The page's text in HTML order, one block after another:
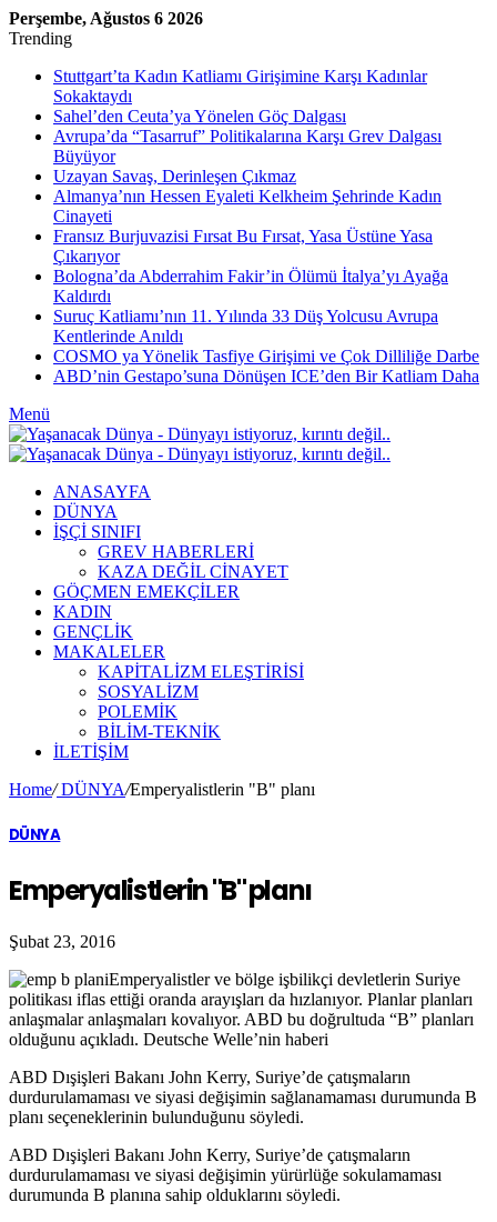
Perşembe, Ağustos 6 2026
Trending
Stuttgart’ta Kadın Katliamı Girişimine Karşı Kadınlar
Sokaktaydı
Sahel’den Ceuta’ya Yönelen Göç Dalgası
Avrupa’da “Tasarruf” Politikalarına Karşı Grev Dalgası
Büyüyor
Uzayan Savaş, Derinleşen Çıkmaz
Almanya’nın Hessen Eyaleti Kelkheim Şehrinde Kadın
Cinayeti
Fransız Burjuvazisi Fırsat Bu Fırsat, Yasa Üstüne Yasa
Çıkarıyor
Bologna’da Abderrahim Fakir’in Ölümü İtalya’yı Ayağa
Kaldırdı
Suruç Katliamı’nın 11. Yılında 33 Düş Yolcusu Avrupa
Kentlerinde Anıldı
COSMO ya Yönelik Tasfiye Girişimi ve Çok Dilliliğe Darbe
ABD’nin Gestapo’suna Dönüşen ICE’den Bir Katliam Daha
Menü
ANASAYFA
DÜNYA
İŞÇİ SINIFI
GREV HABERLERİ
KAZA DEĞİL CİNAYET
GÖÇMEN EMEKÇİLER
KADIN
GENÇLİK
MAKALELER
KAPİTALİZM ELEŞTİRİSİ
SOSYALİZM
POLEMİK
BİLİM-TEKNİK
ILETIŞIM
Home/DÜNYA/Emperyalistlerin "B" planı
DÜNYA
Emperyalistlerin "B" planı
Şubat 23, 2016
Emperyalistler ve bölge işbilikçi devletlerin Suriye
politikası iflas ettiği oranda arayışları da hızlanıyor. Planlar planları
anlaşmalar anlaşmaları kovalıyor. ABD bu doğrultuda “B” planları
olduğunu açıkladı. Deutsche Welle’nin haberi
ABD Dışişleri Bakanı John Kerry, Suriye’de çatışmaların
durdurulamaması ve siyasi değişimin sağlanamaması durumunda B
planı seçeneklerinin bulunduğunu söyledi.
ABD Dışişleri Bakanı John Kerry, Suriye’de çatışmaların
durdurulamaması ve siyasi değişimin yürürlüğe sokulamaması
durumunda B planına sahip olduklarını söyledi.